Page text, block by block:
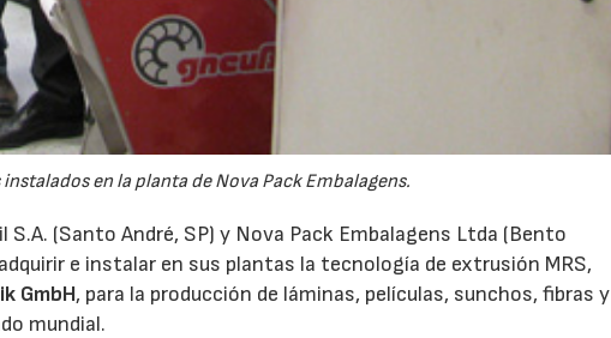
en la planta de Nova Pack Embalagens.
(Santo André, SP) y Nova Pack Embalagens Ltda (Bento
e instalar en sus plantas la tecnología de extrusión MRS,
GmbH, para la producción de láminas, películas, sunchos, fibras y
mundial.